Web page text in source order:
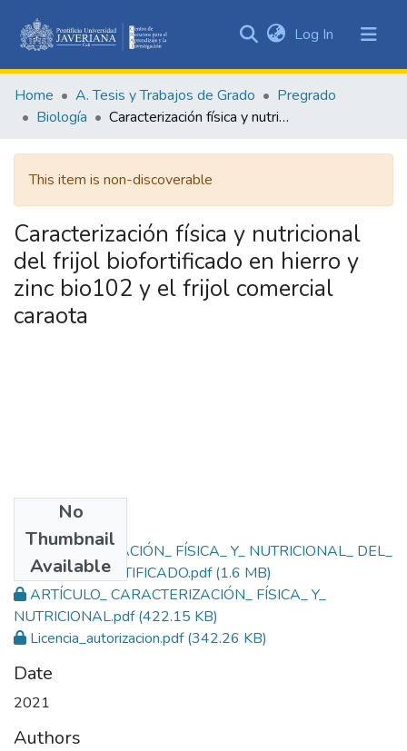
&
Collections
Statistics
Log In (current)
Home A. Tesis y Trabajos de Grado
Pregrado
Biología
Caracterización física y nutricional del frijol biofortificado en hierro y zinc bio102 y el frijol comercial caraota
This item is non-discoverable
Caracterización física y nutricional
del frijol biofortificado en hierro y
zinc bio102 y el frijol comercial
caraota
No
Thumbnail
Available
CARACTERIZACIÓN_ FÍSICA_ Y_ NUTRICIONAL_ DEL_
FRIJOL_ BIOFORTIFICADO.pdf(1.6 MB)
ARTÍCULO_ CARACTERIZACIÓN_ FÍSICA_ Y_
NUTRICIONAL.pdf(422.15 KB)
Licencia_autorizacion.pdf(342.26 KB)
Date
2021
Authors